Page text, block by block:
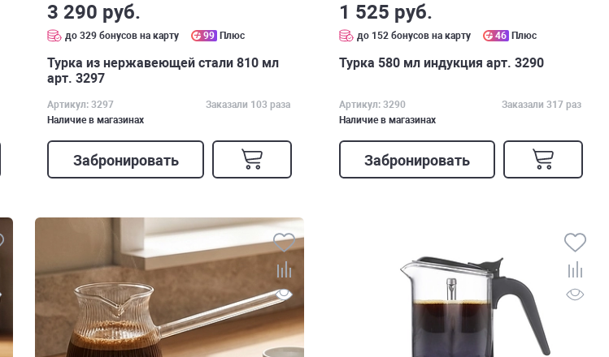
3 290 руб.
до 329 бонусов на карту 99 Плюс
Турка из нержавеющей стали 810 мл
арт. 3297
Артикул: 3297
Заказали 103 раза
Наличие в магазинах
Забронировать
1 525 руб.
до 152 бонусов на карту 46 Плюс
Турка 580 мл индукция арт. 3290
Артикул: 3290
Заказали 317 раз
Наличие в магазинах
Забронировать